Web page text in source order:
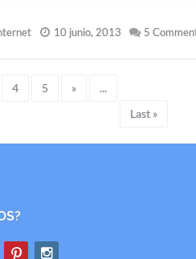
10 junio, 2013 5
4 5 »
...
Last »